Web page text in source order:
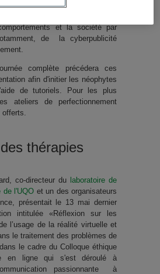
de l'événement traitera de la
et la société par
de la cyberpublicité
complète précédera ces
afin d'initier les néophytes
de tutoriels. Pour les plus
ateliers de perfectionnement
offerts.
thérapies
co-directeur du
laboratoire de
de l'UQO et un des organisateurs
présentait le 13 mai dernier
intitulée «Réflexion sur les
l’usage de la réalité virtuelle et
le traitement des problèmes de
le cadre du Colloque éthique
en ligne qui s'est déroulé à
passionnante à